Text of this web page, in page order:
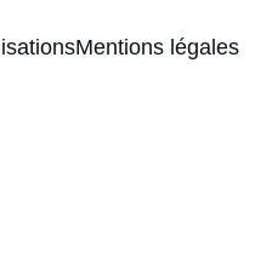
Mentions légales